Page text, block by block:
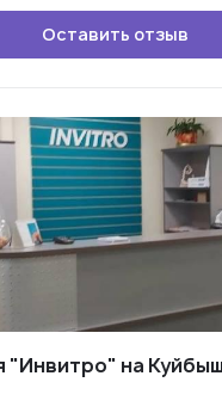
Оставить отзыв
"Инвитро" на